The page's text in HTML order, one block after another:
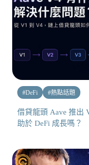
#DeFi #熱點話題
借貸龍頭 Aave 推出
助於 DeFi 成長嗎？